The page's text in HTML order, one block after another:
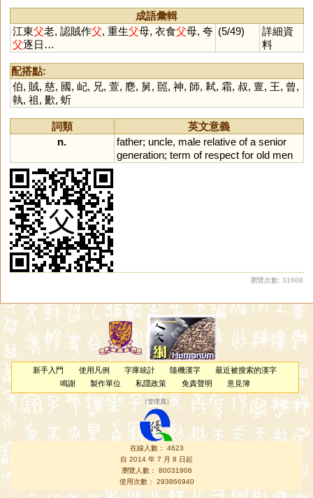
成語彙輯
江東父老, 認賊作父, 重生父母, 衣食父母, 夸
父逐日…
(5/49)
詳細資
料
配搭點:
伯, 賊, 慈, 國, 屺, 兄, 萱, 麀, 舅, 嚚, 神, 師, 弒, 霜, 叔, 亶, 王, 曾,
執, 祖, 歠, 蚚
詞類
英文意義
n.
father; uncle, male relative of a senior
generation; term of respect for old men
瀏覽次數: 31608
新手入門 使用凡例 字庫統計 隨機漢字
最近被搜索的漢字
鳴謝
製作單位 私隱政策 免責聲明 意見簿
（管理員 ）
在線人數： 4623
自 2014 年 7 月 8 日起
瀏覽人數： 80031906
使用次數： 293866940